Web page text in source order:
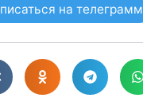
на телеграмм